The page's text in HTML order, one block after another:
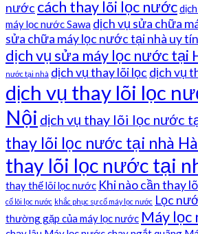
nước cách thay lõi lọc nước
máy lọc nước Sawa dịch vụ sửa chữa
sửa chữa máy lọc nước tại nhà uy tín
dịch vụ sửa máy lọc nước tại
nước tại nhà dịch vụ thay lõi lọc dịch vụ
dịch vụ thay lõi lọc
Nội dịch vụ thay lõi lọc nước
thay lõi lọc nước tại nhà
thay lõi lọc nước tại
thay thế lõi lọc nước Khi nào cần thay
cố lõi lọc nước khắc phục sự cố máy lọc nước Lọc
thường gặp của máy lọc nước Máy lọc